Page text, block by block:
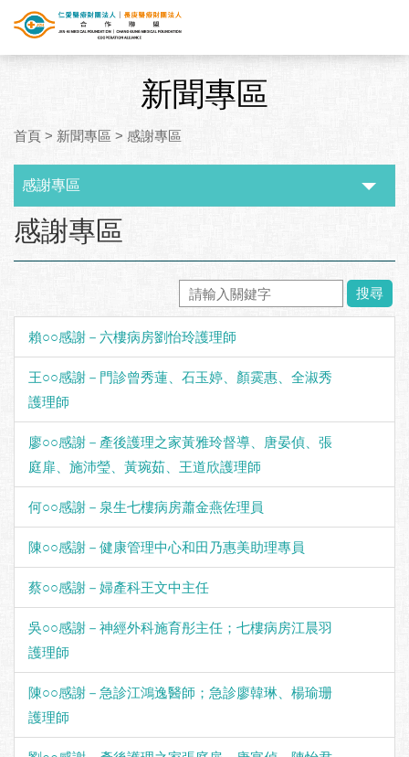
新聞專區
首頁 > 新聞專區 > 感謝專區
感謝專區
感謝專區
搜尋
賴○○感謝－六樓病房劉怡玲護理師
王○○感謝－門診曾秀蓮、石玉婷、顏霙惠、全淑秀
護理師
廖○○感謝－產後護理之家黃雅玲督導、唐晏偵、張
庭扉、施沛瑩、黃琬茹、王道欣護理師
何○○感謝－泉生七樓病房蕭金燕佐理員
陳○○感謝－健康管理中心和田乃惠美助理專員
蔡○○感謝－婦產科王文中主任
吳○○感謝－神經外科施育彤主任；七樓病房江晨羽
護理師
陳○○感謝－急診江鴻逸醫師；急診廖韓琳、楊瑜珊
護理師